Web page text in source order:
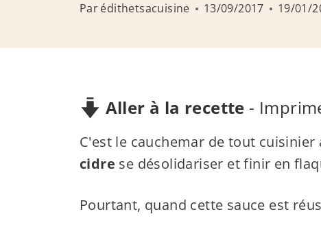
e
Parédithetsacuisine 13/09/2017 19/01/
Aller à la recette -
C'est le cauchemar de tout
cidre se désolidariser et finir en
Pourtant, quand cette sauce est